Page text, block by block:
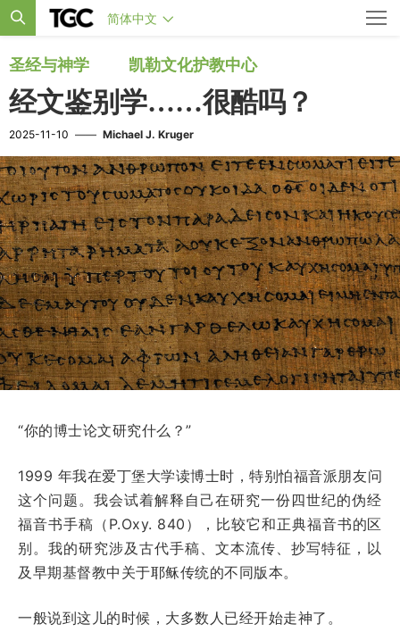
简体中文
圣经与神学 凯勒文化护教中心
经文鉴别学……很酷吗？
2025-11-10 —— Michael J. Kruger
“你的博士论文研究什么？”
1999 年我在爱丁堡大学读博士时，特别怕福音派朋友问
这个问题。我会试着解释自己在研究一份四世纪的伪经
福音书手稿（P.Oxy. 840），比较它和正典福音书的区
别。我的研究涉及古代手稿、文本流传、抄写特征，以
及早期基督教中关于耶稣传统的不同版本。
一般说到这儿的时候，大多数人已经开始走神了。